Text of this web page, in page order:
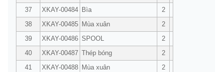
37
XKAY-00484 Bìa
2
38
XKAY-00485 Mùa xuân
2
39
XKAY-00486 SPOOL
2
40
XKAY-00487 Thép bóng
2
41
XKAY-00488 Mùa xuân
2